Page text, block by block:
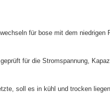
für bose mit dem niedrigen
für die Stromspannung,
soll es in kühl und trocken